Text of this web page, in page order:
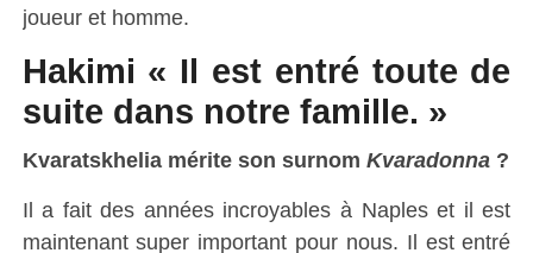
joueur et homme.
Hakimi « Il est entré toute de
suite dans notre famille. »
Kvaratskhelia mérite son surnom Kvaradonna?
Il a fait des années incroyables à Naples et il est
maintenant super important pour nous. Il est entré